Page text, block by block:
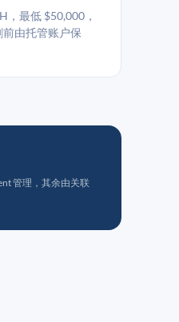
，最低 $50,000，
前由托管账户保
管理，其余由关联